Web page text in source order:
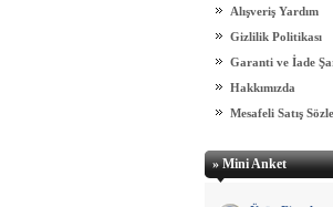
Alışveriş Yardım
Gizlilik Politikası
Garanti ve İade
Hakkımızda
Mesafeli Satış
» Mini Anket